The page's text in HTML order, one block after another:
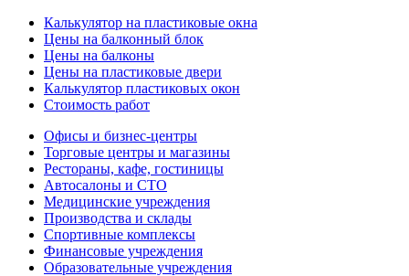
Калькулятор на пластиковые окна
Цены на балконный блок
Цены на балконы
Цены на пластиковые двери
Калькулятор пластиковых окон
Стоимость работ
Офисы и бизнес-центры
Торговые центры и магазины
Рестораны, кафе, гостиницы
Автосалоны и СТО
Медицинские учреждения
Производства и склады
Спортивные комплексы
Финансовые учреждения
Образовательные учреждения